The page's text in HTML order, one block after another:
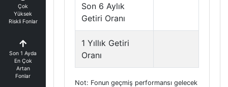
Çok
Yüksek
Riskli Fonlar
Son 1 Ayda
En Çok
Artan
Fonlar
Son 6 Aylık
Getiri Oranı
1 Yıllık Getiri
Oranı
Not: Fonun geçmiş performansı gelecek